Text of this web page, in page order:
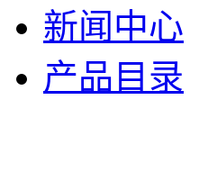
新闻中心
产品目录